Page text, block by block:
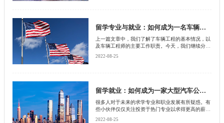
留学专业与就业：如何成为一名车辆工程师
上一篇文章中，我们了解了车辆工程的基本情况，以
及车辆工程师的主要工作职责。今天，我们继续分享
2022-08-25
留学就业：如何成为一家大型汽车公司的汽车工程师
很多人对于未来的求学专业和职业发展有所疑惑。有
些小伙伴仅仅关注投资于热门专业以求得更高的薪
2022-08-25